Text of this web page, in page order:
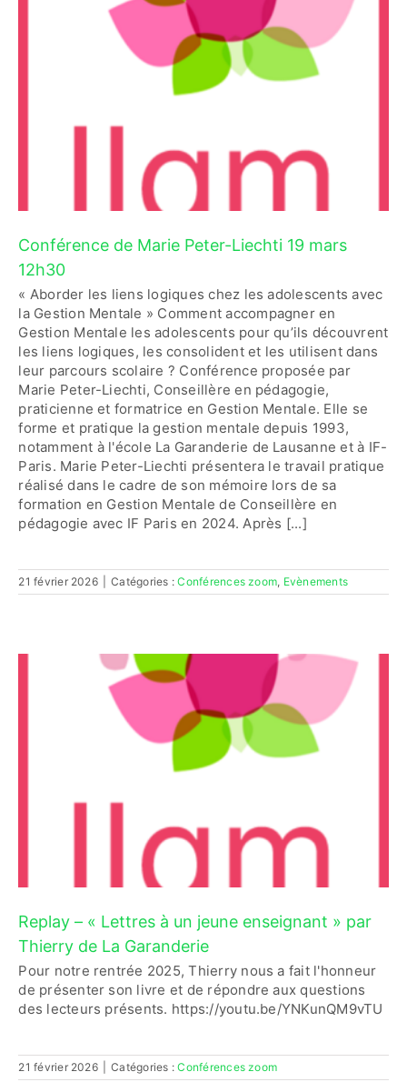
Contactez-nous
Accès adhérent·es
Conférence de Marie Peter-Liechti 19 mars
12h30
« Aborder les liens logiques chez les adolescents avec
la Gestion Mentale » Comment accompagner en
Gestion Mentale les adolescents pour qu’ils découvrent
les liens logiques, les consolident et les utilisent dans
leur parcours scolaire ? Conférence proposée par
Marie Peter-Liechti, Conseillère en pédagogie,
praticienne et formatrice en Gestion Mentale. Elle se
forme et pratique la gestion mentale depuis 1993,
notamment à l'école La Garanderie de Lausanne et à IF-
Paris. Marie Peter-Liechti présentera le travail pratique
réalisé dans le cadre de son mémoire lors de sa
formation en Gestion Mentale de Conseillère en
pédagogie avec IF Paris en 2024. Après [...]
21 février 2026 Catégories :Conférences zoom, Evènements
Replay – « Lettres à un jeune enseignant » par
Thierry de La Garanderie
Pour notre rentrée 2025, Thierry nous a fait l'honneur
de présenter son livre et de répondre aux questions
des lecteurs présents. https://youtu.be/YNKunQM9vTU
21 février 2026 Catégories :Conférences zoom